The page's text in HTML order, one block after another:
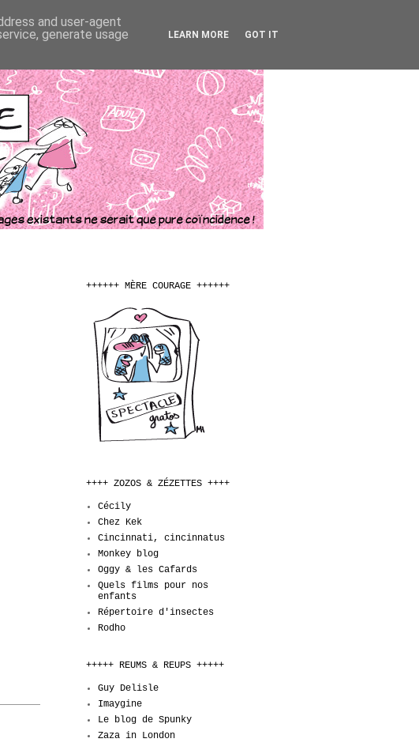
++++++ MÈRE COURAGE ++++++
++++ ZOZOS & ZÉZETTES ++++
Cécily
Chez Kek
Cincinnati, cincinnatus
Monkey blog
Oggy & les Cafards
Quels films pour nos
enfants
Répertoire d'insectes
Rodho
+++++ REUMS & REUPS +++++
Guy Delisle
Imaygine
Le blog de Spunky
Zaza in London
and user-agent
generate usage
LEARN MORE GOT IT